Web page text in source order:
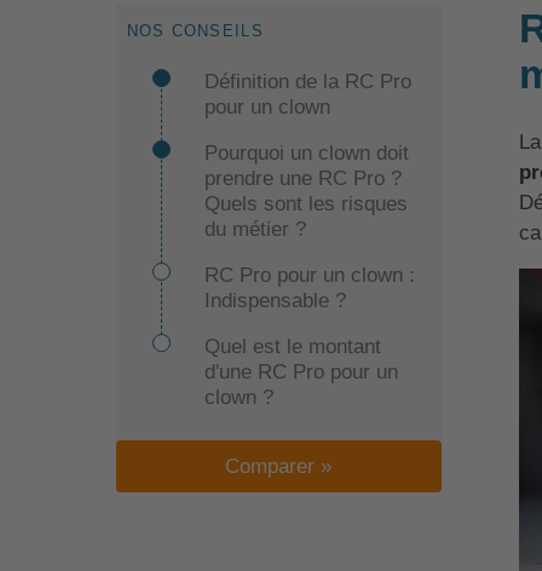
NOS CONSEILS
Définition de la RC Pro
pour un clown
Pourquoi un clown doit
prendre une RC Pro ?
Quels sont les risques
du métier ?
RC Pro pour un clown :
Indispensable ?
Quel est le montant
d'une RC Pro pour un
clown ?
Comparer »
La